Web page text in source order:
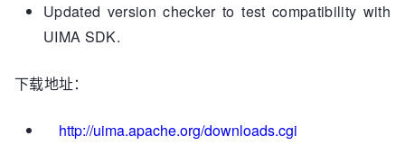
Updated version checker to test compatibility with
UIMA SDK.
下载地址：
http://uima.apache.org/downloads.cgi